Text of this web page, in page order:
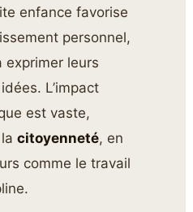
enfance favorise
personnel,
exprimer leurs
L’impact
est vaste,
lacitoyenneté, en
comme le travail